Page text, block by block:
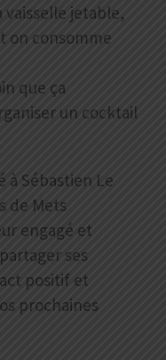
jetable,
on consomme
que ça
un cocktail
à Sébastien Le
de Mets
engagé et
ses
positif et
prochaines